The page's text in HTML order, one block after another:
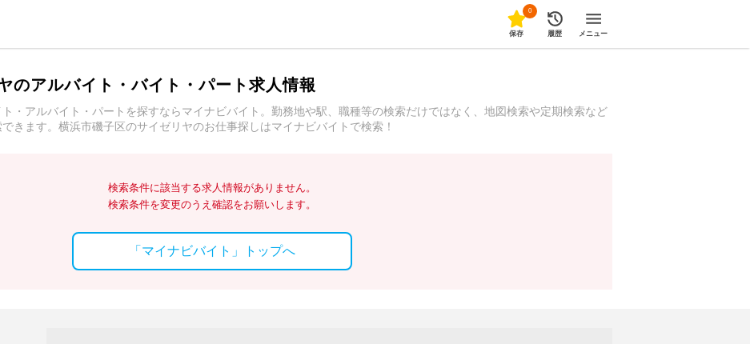
0
保存 履歴 メニュー
のアルバイト・バイト・パート求人情報
・アルバイト・パートを探すならマイナビバイト。勤務地や駅、職種等の検索だけではなく、地図検索や定期検索など
きます。横浜市磯子区のサイゼリヤのお仕事探しはマイナビバイトで検索！
検索条件に該当する求人情報がありません。
検索条件を変更のうえ確認をお願いします。
「マイナビバイト」トップへ